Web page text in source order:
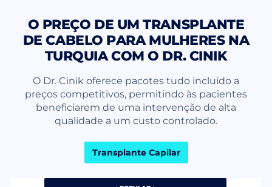
O PREÇO DE UM TRANSPLANTE
DE CABELO PARA MULHERES NA
TURQUIA COM O DR. CINIK
O Dr. Cinik oferece pacotes tudo incluído a
preços competitivos, permitindo às pacientes
beneficiarem de uma intervenção de alta
qualidade a um custo controlado.
Transplante Capilar